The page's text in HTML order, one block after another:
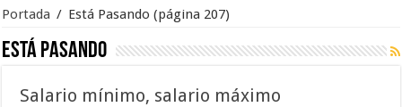
Portada / Está Pasando (página 207)
Está Pasando
Salario mínimo, salario máximo